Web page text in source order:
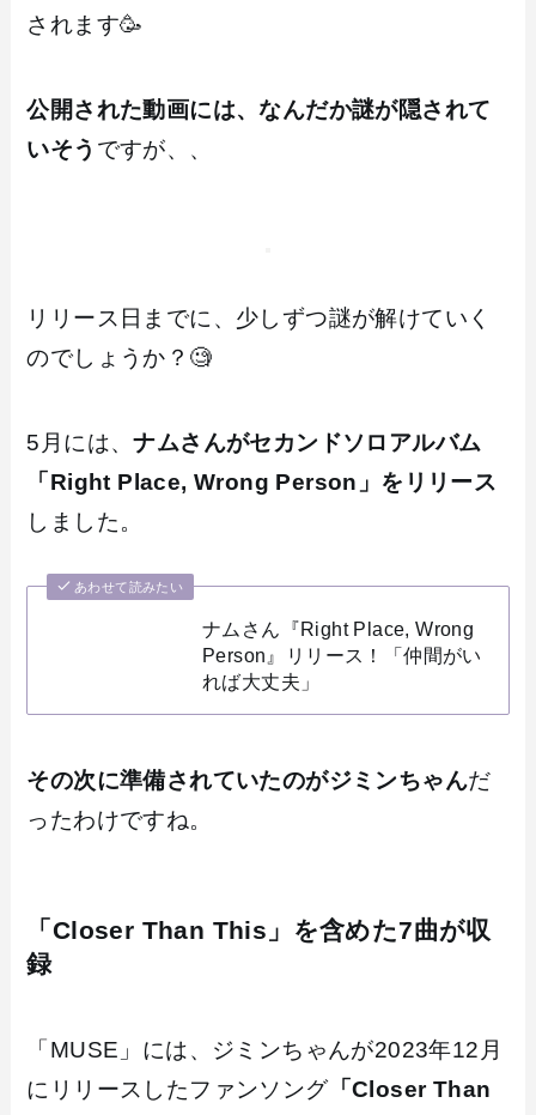
されます🥳
公開された動画には、なんだか謎が隠されて
いそう ですが、、
リリース日までに、少しずつ謎が解けていく
のでしょうか？🧐
5月には、ナムさんがセカンドソロアルバム
「Right Place, Wrong Person」をリリース
しました。
あわせて読みたい
ナムさん『Right Place, Wrong
Person』リリース！「仲間がい
れば大丈夫」
その次に準備されていたのがジミンちゃんだ
ったわけですね。
「Closer Than This」を含めた7曲が収
録
「MUSE」には、ジミンちゃんが2023年12月
にリリースしたファンソング 「Closer Than